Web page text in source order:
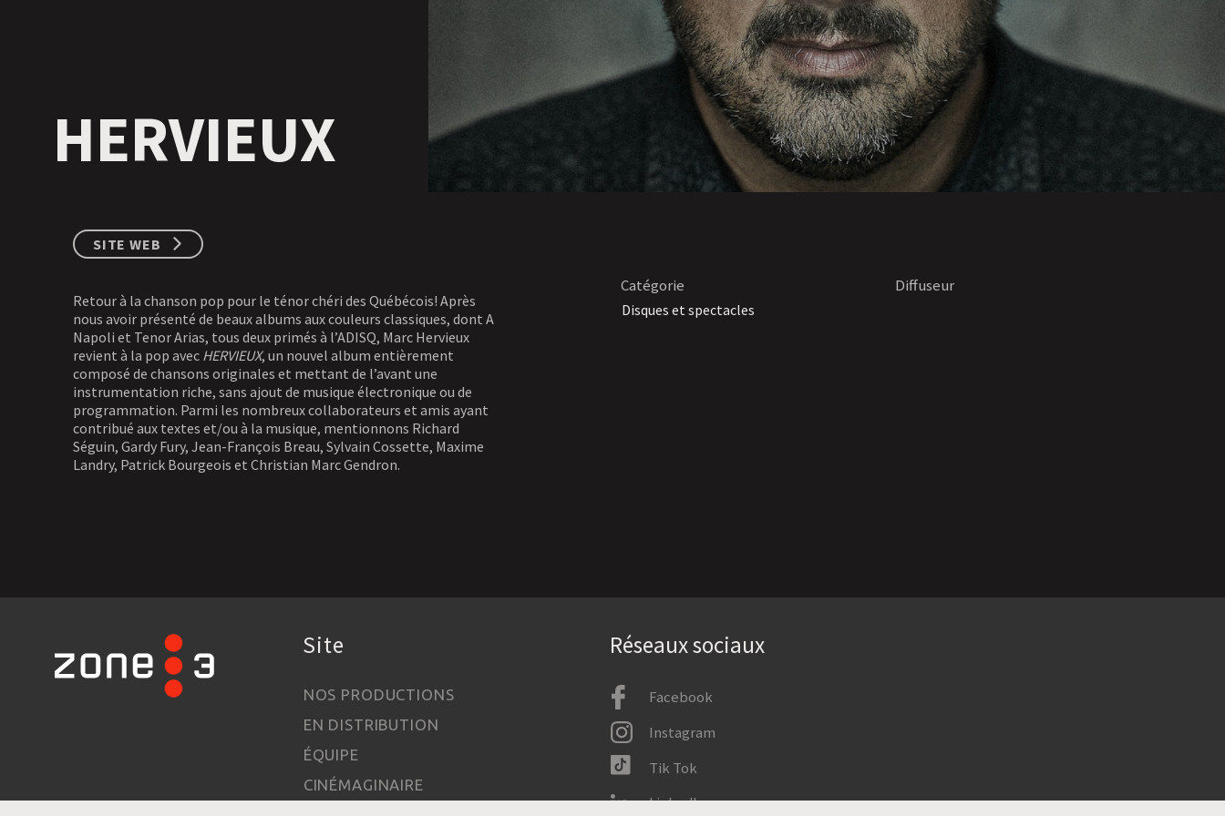
HERVIEUX
SITE WEB
Retour à la chanson pop pour le ténor chéri des Québécois! Après
nous avoir présenté de beaux albums aux couleurs classiques, dont A
Napoli et Tenor Arias, tous deux primés à l’ADISQ, Marc Hervieux
revient à la pop avec HERVIEUX, un nouvel album entièrement
composé de chansons originales et mettant de l’avant une
instrumentation riche, sans ajout de musique électronique ou de
programmation. Parmi les nombreux collaborateurs et amis ayant
contribué aux textes et/ou à la musique, mentionnons Richard
Séguin, Gardy Fury, Jean-François Breau, Sylvain Cossette, Maxime
Landry, Patrick Bourgeois et Christian Marc Gendron.
Catégorie
Disques et spectacles
Diffuseur
Site
NOS PRODUCTIONS
EN DISTRIBUTION
ÉQUIPE
CINÉMAGINAIRE
Réseaux sociaux
Facebook
Instagram
Tik Tok
LinkedIn